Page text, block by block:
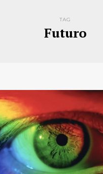
TAG
Futuro